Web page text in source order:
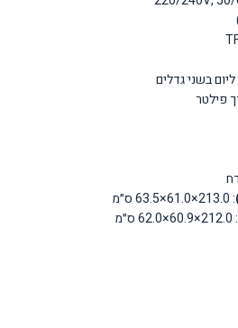
פילטר
: 213.0×61.0×63.5 ס״מ
: 212.0×60.9×62.0 ס״מ